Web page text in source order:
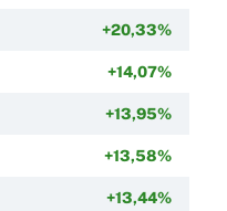
+20,33%
+14,07%
+13,95%
+13,58%
+13,44%